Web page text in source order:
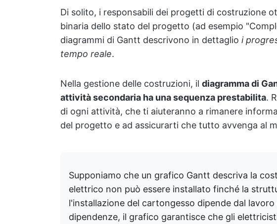
Di solito, i responsabili dei progetti di costruzione
binaria dello stato del progetto (ad esempio
diagrammi di Gantt descrivono in dettaglio i
tempo reale.
Nella gestione delle costruzioni, il diagramma di
attività secondaria ha una sequenza prestabilita.
di ogni attività, che ti aiuteranno a rimanere
del progetto e ad assicurarti che tutto avvenga al
Supponiamo che un grafico Gantt descriva la
elettrico non può essere installato finché la
l'installazione del cartongesso dipende dal
dipendenze, il grafico garantisce che gli